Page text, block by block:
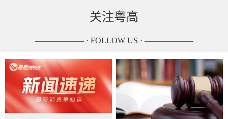
关注粤高
—————— · FOLLOW US · ——————